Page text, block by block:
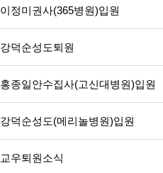
이정미권사(365병원)입원
강덕순성도퇴원
홍종일안수집사(고신대병원)입원
강덕순성도(메리놀병원)입원
교우퇴원소식